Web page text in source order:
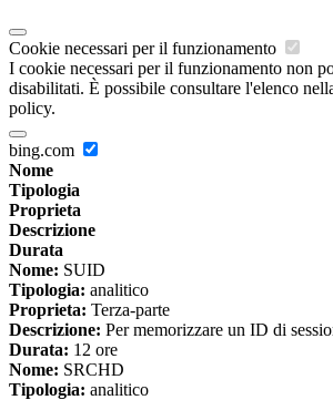
Cookie necessari per il funzionamento
I cookie necessari per il funzionamento non
disabilitati. È possibile consultare l'elenco
policy.
bing.com
Nome
Tipologia
Proprieta
Descrizione
Durata
Nome: SUID
Tipologia: analitico
Proprieta: Terza-parte
Descrizione: Per memorizzare un ID di
Durata: 12 ore
Nome: SRCHD
Tipologia: analitico